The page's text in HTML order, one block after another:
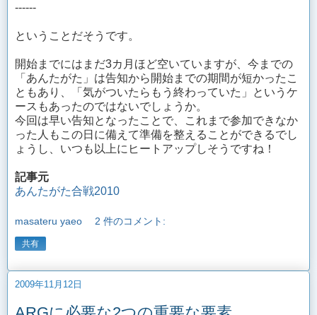
------
ということだそうです。
開始までにはまだ3カ月ほど空いていますが、今までの
「あんたがた」は告知から開始までの期間が短かったこ
ともあり、「気がついたらもう終わっていた」というケ
ースもあったのではないでしょうか。
今回は早い告知となったことで、これまで参加できなか
った人もこの日に備えて準備を整えることができるでし
ょうし、いつも以上にヒートアップしそうですね！
記事元
あんたがた合戦2010
masateru yaeo 2 件のコメント:
共有
2009年11月12日